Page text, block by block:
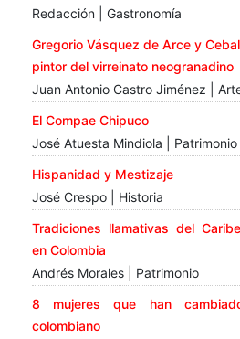
Redacción | Gastronomía
Gregorio Vásquez de Arce y
pintor del virreinato neogranadino
Juan Antonio Castro Jiménez |
El Compae Chipuco
José Atuesta Mindiola | Patrimonio
Hispanidad y Mestizaje
José Crespo | Historia
Tradiciones llamativas del
en Colombia
Andrés Morales | Patrimonio
8 mujeres que han
colombiano